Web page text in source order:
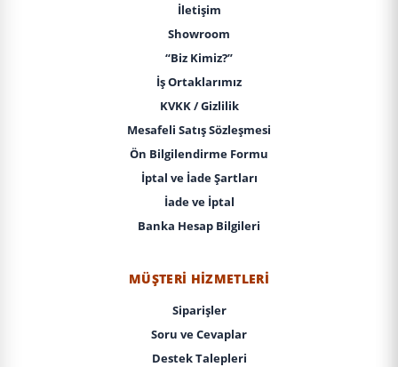
İletişim
Showroom
“Biz Kimiz?”
İş Ortaklarımız
KVKK / Gizlilik
Mesafeli Satış Sözleşmesi
Ön Bilgilendirme Formu
İptal ve İade Şartları
İade ve İptal
Banka Hesap Bilgileri
MÜŞTERI HIZMETLERI
Siparişler
Soru ve Cevaplar
Destek Talepleri